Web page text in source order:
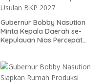
Gubernur Bobby Nasution
Minta Kepala Daerah se-
Kepulauan Nias Percepat